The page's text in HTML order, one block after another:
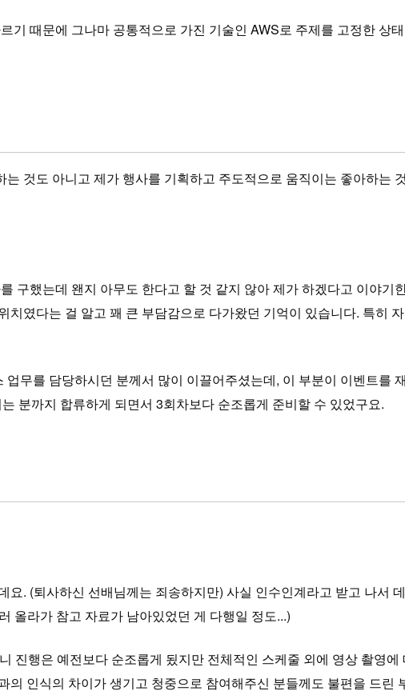
때문에 그나마 공통적으로 가진 기술인 AWS로 주제를 고정한 상
것도 아니고 제가 행사를 기획하고 주도적으로 움직이는 좋아하는
구했는데 왠지 아무도 한다고 할 것 같지 않아 제가 하겠다고 이야기
였다는 걸 알고 꽤 큰 부담감으로 다가왔던 기억이 있습니다. 특히
무를 담당하시던 분께서 많이 이끌어주셨는데, 이 부분이 이벤트를
분까지 합류하게 되면서 3회차보다 순조롭게 준비할 수 있었구요.
. (퇴사하신 선배님께는 죄송하지만) 사실 인수인계라고 받고 나서
올라가 참고 자료가 남아있었던 게 다행일 정도...)
진행은 예전보다 순조롭게 됬지만 전체적인 스케줄 외에 영상 촬영
인식의 차이가 생기고 청중으로 참여해주신 분들께도 불편을 드린